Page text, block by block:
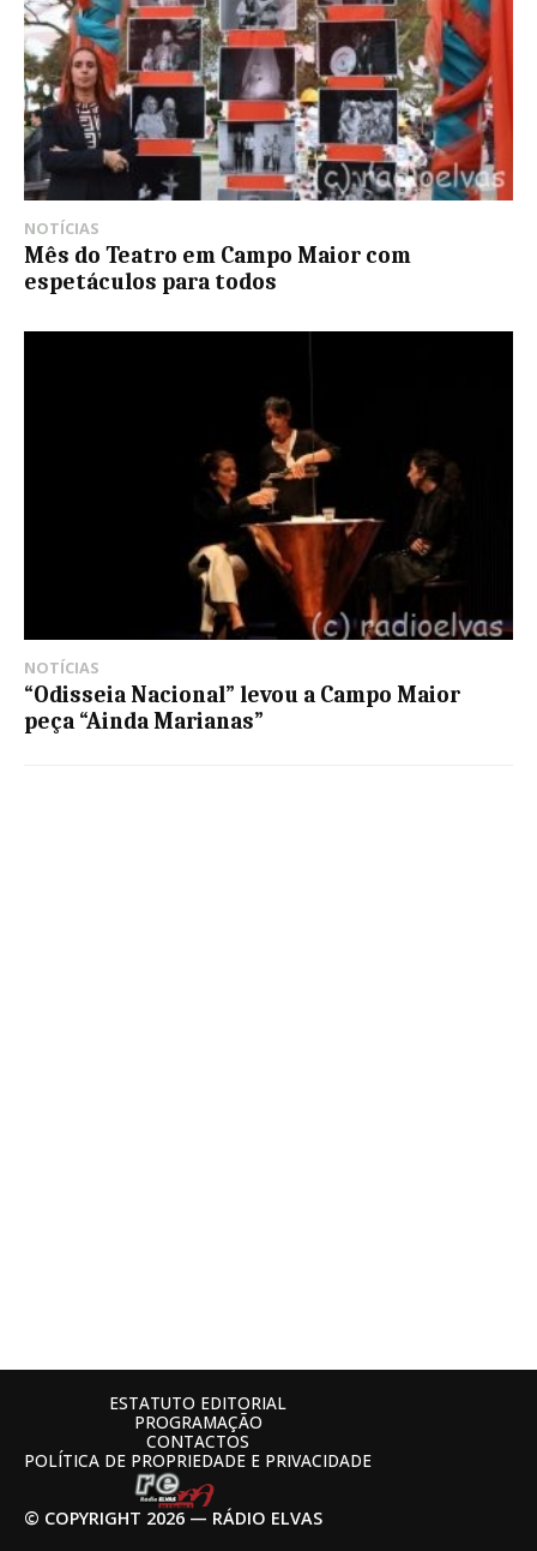
NOTÍCIAS
Mês do Teatro em Campo Maior com
espetáculos para todos
NOTÍCIAS
“Odisseia Nacional” levou a Campo Maior
peça “Ainda Marianas”
© COPYRIGHT 2026 — RÁDIO ELVAS
ESTATUTO EDITORIAL
PROGRAMAÇÃO
CONTACTOS
POLÍTICA DE PROPRIEDADE E PRIVACIDADE